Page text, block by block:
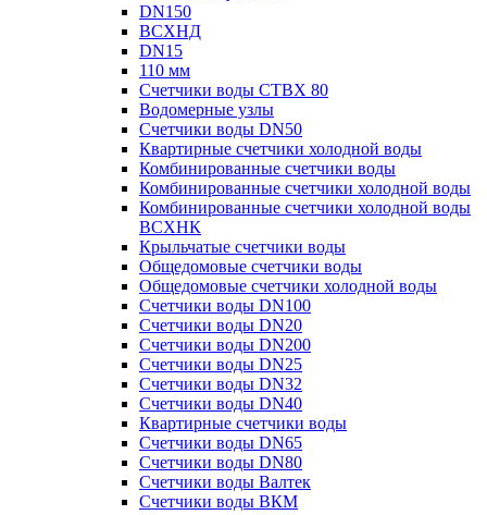
DN150
ВСХНД
DN15
110 мм
Счетчики воды СТВХ 80
Водомерные узлы
Счетчики воды DN50
Квартирные счетчики холодной воды
Комбинированные счетчики воды
Комбинированные счетчики холодной воды
Комбинированные счетчики холодной воды
ВСХНК
Крыльчатые счетчики воды
Общедомовые счетчики воды
Общедомовые счетчики холодной воды
Счетчики воды DN100
Счетчики воды DN20
Счетчики воды DN200
Счетчики воды DN25
Счетчики воды DN32
Счетчики воды DN40
Квартирные счетчики воды
Счетчики воды DN65
Счетчики воды DN80
Счетчики воды Валтек
Счетчики воды ВКМ